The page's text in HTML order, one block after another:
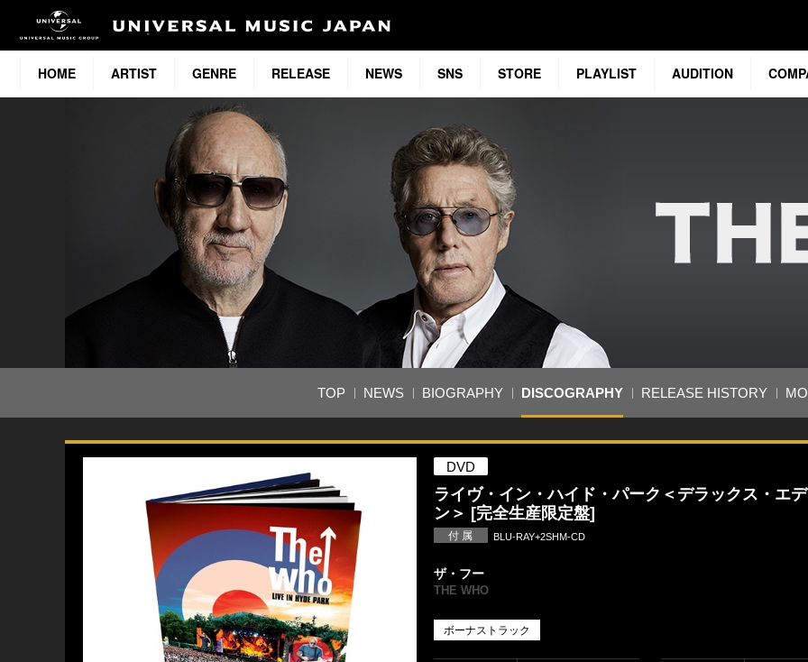
HOME ARTIST GENRE RELEASE NEWS SNS STORE PLAYLIST AUDITION
TOP NEWS BIOGRAPHY DISCOGRAPHY RELEASE HISTORY
DVD
ライヴ・イン・ハイド・パーク＜デラックス・エ
ン＞ [完全生産限定盤]
付 属 BLU-RAY+2SHM-CD
ザ・フー
THE WHO
ボーナストラック